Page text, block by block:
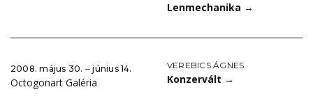
Lenmechanika →
2008. május 30. ‒ június 14.
Octogonart Galéria
VEREBICS ÁGNES
Konzervált →